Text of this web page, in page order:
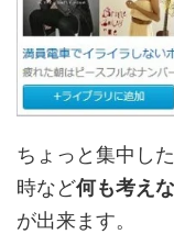
ちょっと集中し
時など何も考え
が出来ます。